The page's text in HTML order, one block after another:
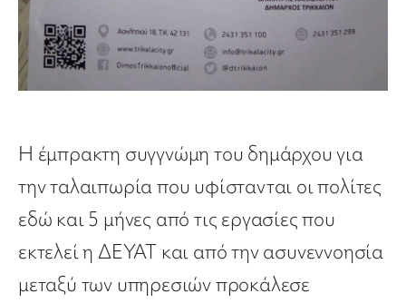
Η έμπρακτη συγγνώμη του δημάρχου για
την ταλαιπωρία που υφίστανται οι πολίτες
εδώ και 5 μήνες από τις εργασίες που
εκτελεί η ΔΕΥΑΤ και από την ασυνεννοησία
μεταξύ των υπηρεσιών προκάλεσε